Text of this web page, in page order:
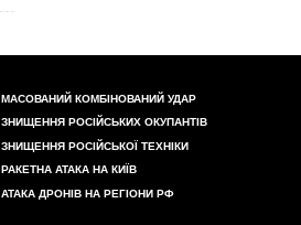
МАСОВАНИЙ КОМБІНОВАНИЙ УДАР
ЗНИЩЕННЯ РОСІЙСЬКИХ ОКУПАНТІВ
ЗНИЩЕННЯ РОСІЙСЬКОЇ ТЕХНІКИ
РАКЕТНА АТАКА НА КИЇВ
АТАКА ДРОНІВ НА РЕГІОНИ РФ